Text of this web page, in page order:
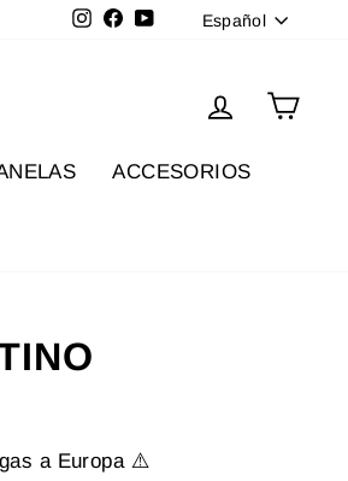
Instagram
Facebook
YouTubeIdioma
Español
Ingresar
ACCESORIOS
a Europa ⚠️